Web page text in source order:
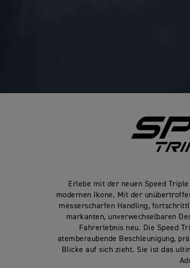
Erlebe mit der neuen Speed
modernen Ikone. Mit der
messerscharfen Handling,
markanten, unverwechselbaren
Fahrerlebnis neu. Die Speed
atemberaubende Beschleunigung,
Blicke auf sich zieht. Sie ist das